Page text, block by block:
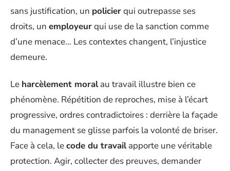
sans justification, un policierqui outrepasse ses
droits, un employeurqui use de la sanction comme
d’une menace… Les contextes changent, l’injustice
demeure.
Le harcèlement moralau travail illustre bien ce
phénomène. Répétition de reproches, mise à l’écart
progressive, ordres contradictoires : derrière la façade
du management se glisse parfois la volonté de briser.
Face à cela, lecode du travailapporte une véritable
protection. Agir, collecter des preuves, demander